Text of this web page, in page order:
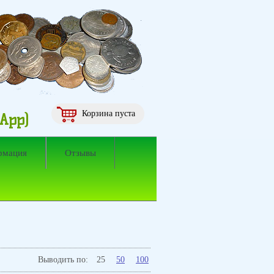
Корзина пуста
Отзывы
Выводить по: 25 50 100